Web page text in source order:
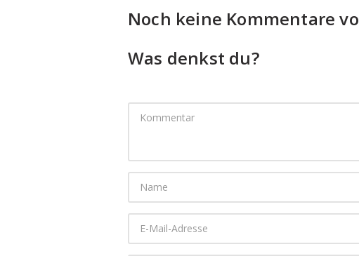
Noch keine Kommentare
Was denkst du?